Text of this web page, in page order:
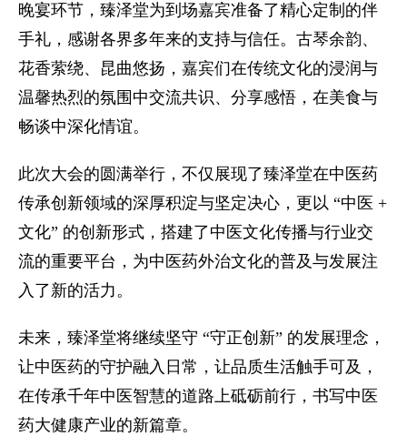
晚宴环节，臻泽堂为到场嘉宾准备了精心定制的伴
手礼，感谢各界多年来的支持与信任。古琴余韵、
花香萦绕、昆曲悠扬，嘉宾们在传统文化的浸润与
温馨热烈的氛围中交流共识、分享感悟，在美食与
畅谈中深化情谊。
此次大会的圆满举行，不仅展现了臻泽堂在中医药
传承创新领域的深厚积淀与坚定决心，更以 “中医 +
文化” 的创新形式，搭建了中医文化传播与行业交
流的重要平台，为中医药外治文化的普及与发展注
入了新的活力。
未来，臻泽堂将继续坚守 “守正创新” 的发展理念，
让中医药的守护融入日常，让品质生活触手可及，
在传承千年中医智慧的道路上砥砺前行，书写中医
药大健康产业的新篇章。